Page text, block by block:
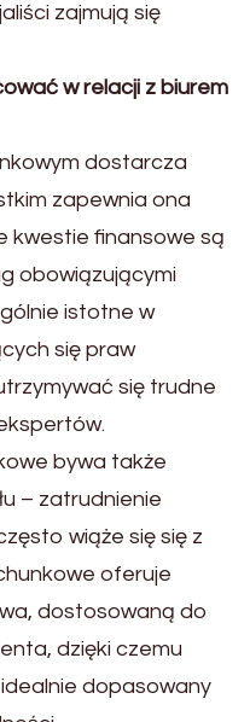
zajmują się
w relacji z biurem
dostarcza
zapewnia ona
kwestie finansowe są
obowiązującymi
istotne w
się praw
się trudne
bywa także
– zatrudnienie
wiąże się się z
oferuje
dostosowaną do
dzięki czemu
dopasowany